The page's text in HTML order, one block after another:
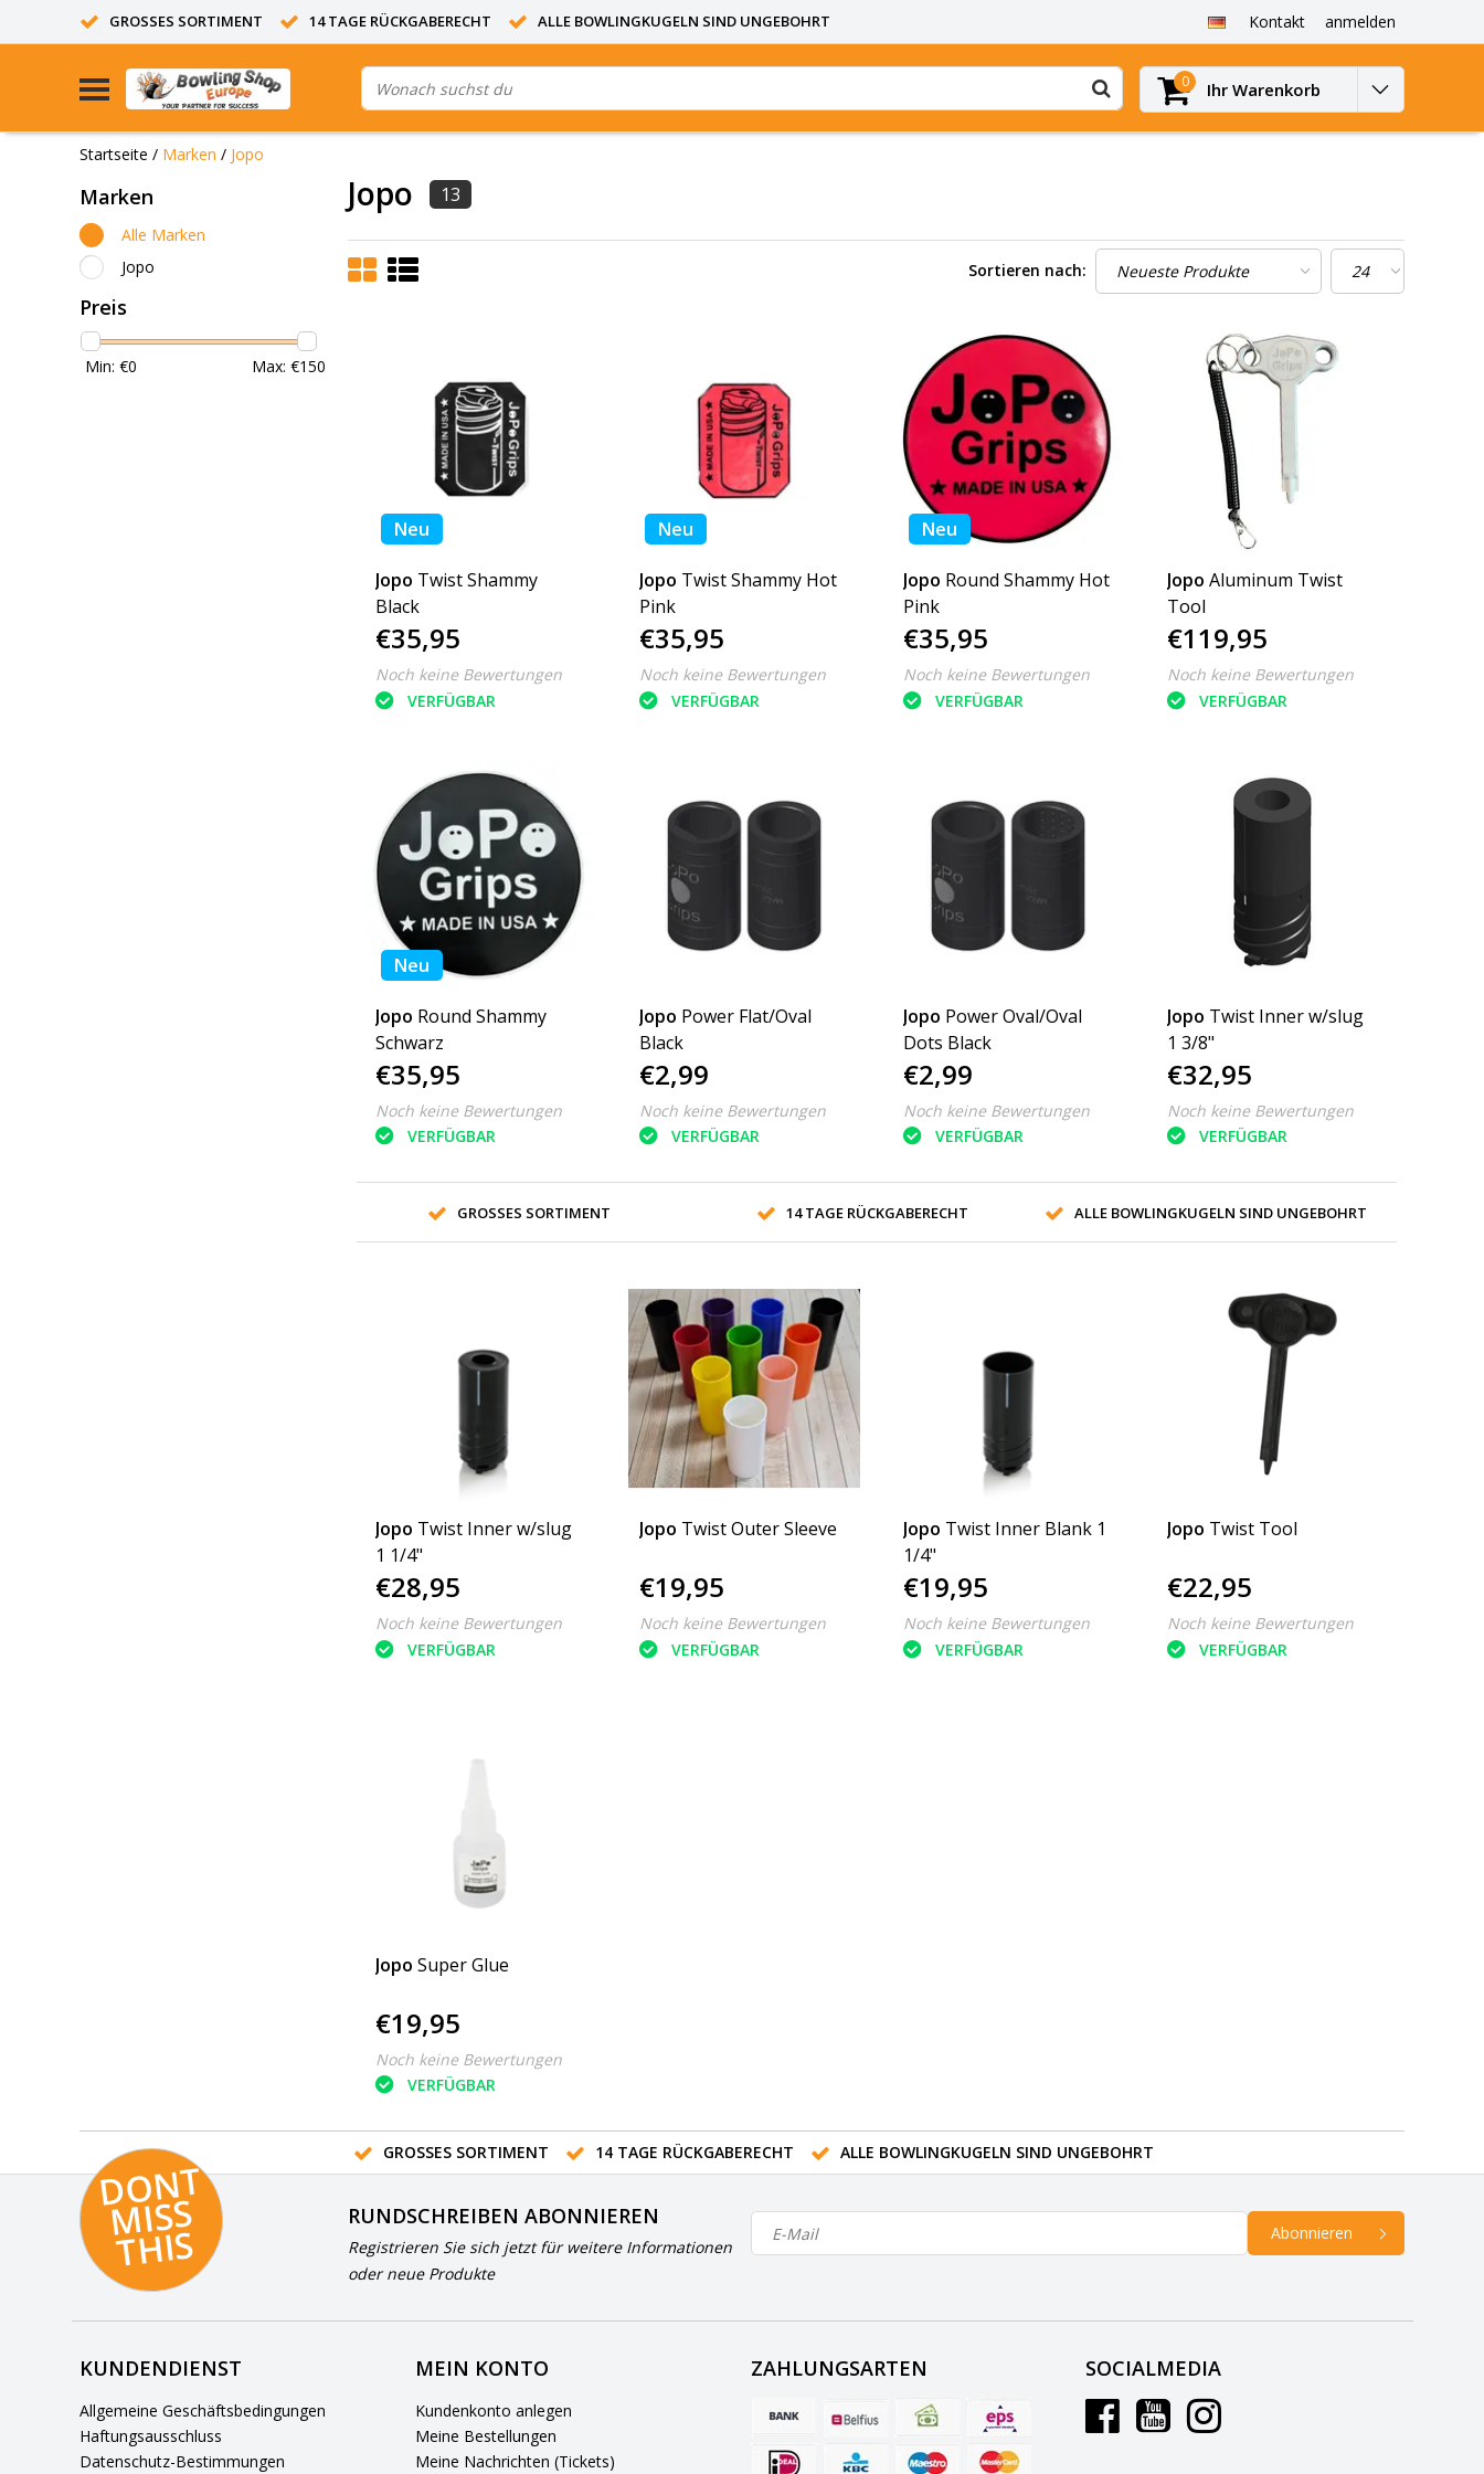
GROSSES SORTIMENT 14 TAGE RÜCKGABERECHT ALLE BOWLINGKUGELN SIND UNGEBOHRT Kontakt anmelden
0 Ihr Warenkorb
Startseite / Marken / Jopo
Marken
Alle Marken
Jopo
Preis
Min: €0 Max: €150
Jopo 13
Sortieren nach:
Neu
Jopo Twist Shammy
Black
€35,95
Noch keine Bewertungen
VERFÜGBAR
Neu
Jopo Twist Shammy Hot
Pink
€35,95
Noch keine Bewertungen
VERFÜGBAR
Neu
Jopo Round Shammy Hot
Pink
€35,95
Noch keine Bewertungen
VERFÜGBAR
Jopo Aluminum Twist
Tool
€119,95
Noch keine Bewertungen
VERFÜGBAR
Neu
Jopo Round Shammy
Schwarz
€35,95
Noch keine Bewertungen
VERFÜGBAR
Jopo Power Flat/Oval
Black
€2,99
Noch keine Bewertungen
VERFÜGBAR
Jopo Power Oval/Oval
Dots Black
€2,99
Noch keine Bewertungen
VERFÜGBAR
Jopo Twist Inner w/slug
1 3/8"
€32,95
Noch keine Bewertungen
VERFÜGBAR
GROSSES SORTIMENT 14 TAGE RÜCKGABERECHT ALLE BOWLINGKUGELN SIND UNGEBOHRT
Jopo Twist Inner w/slug
1 1/4"
€28,95
Noch keine Bewertungen
VERFÜGBAR
Jopo Twist Outer Sleeve
€19,95
Noch keine Bewertungen
VERFÜGBAR
Jopo Twist Inner Blank 1
1/4"
€19,95
Noch keine Bewertungen
VERFÜGBAR
Jopo Twist Tool
€22,95
Noch keine Bewertungen
VERFÜGBAR
Jopo Super Glue
€19,95
Noch keine Bewertungen
VERFÜGBAR
GROSSES SORTIMENT 14 TAGE RÜCKGABERECHT ALLE BOWLINGKUGELN SIND UNGEBOHRT
D
O
N
T
MI
S
S
T
HI
S
RUNDSCHREIBEN ABONNIEREN
Registrieren Sie sich jetzt für weitere Informationen
oder neue Produkte
Abonnieren
KUNDENDIENST
Allgemeine Geschäftsbedingungen
Haftungsausschluss
Datenschutz-Bestimmungen
MEIN KONTO
Kundenkonto anlegen
Meine Bestellungen
Meine Nachrichten (Tickets)
ZAHLUNGSARTEN SOCIALMEDIA